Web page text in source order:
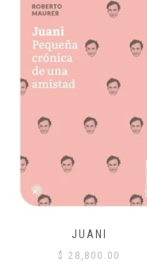
JUANI
$ 28,800.00